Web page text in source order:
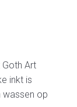
Goth Art
inkt is
wassen op